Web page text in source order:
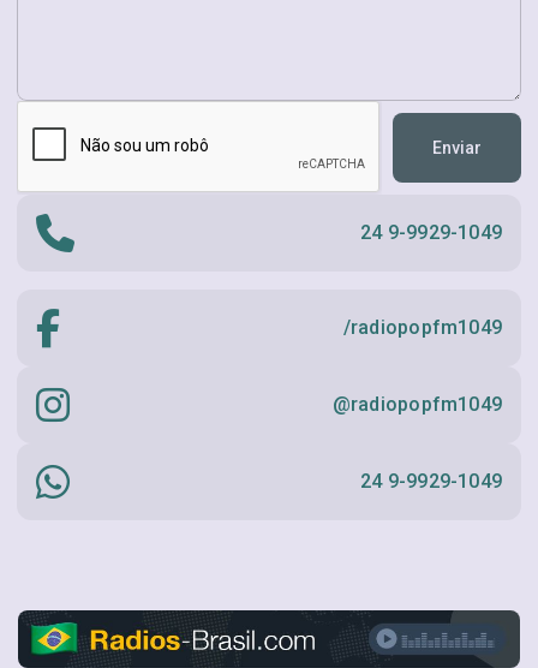
Enviar
24 9-9929-1049
/radiopopfm1049
@radiopopfm1049
24 9-9929-1049